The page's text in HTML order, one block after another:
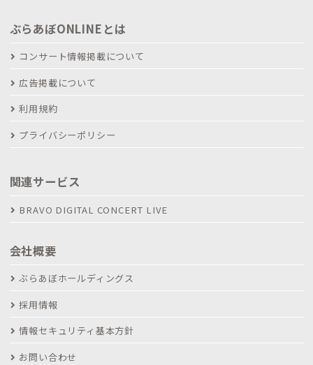
ぶらあぼONLINEとは
コンサート情報掲載について
広告掲載について
利用規約
プライバシーポリシー
関連サービス
BRAVO DIGITAL CONCERT LIVE
会社概要
ぶらあぼホールディングス
採用情報
情報セキュリティ基本方針
お問い合わせ